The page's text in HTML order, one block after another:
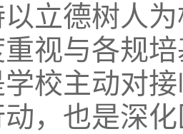
立德树人
视与各规
校主动对
，也是深